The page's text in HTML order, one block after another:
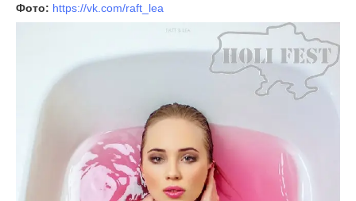
Фото: https://vk.com/raft_lea